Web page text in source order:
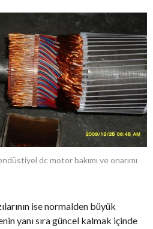
dc motor bakımı ve onarımı
ise normalden büyük
yanı sıra güncel kalmak içinde